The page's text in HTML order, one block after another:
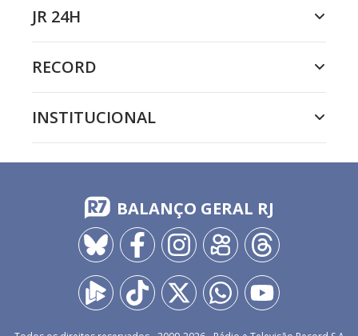
JR 24H
RECORD
INSTITUCIONAL
BALANÇO GERAL RJ